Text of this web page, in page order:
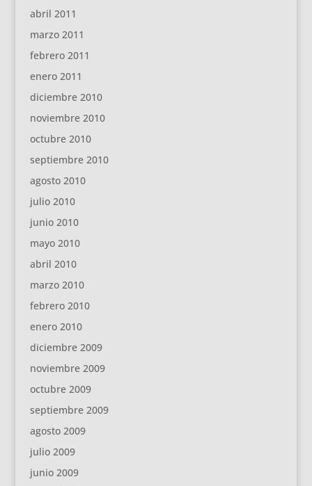
abril 2011
marzo 2011
febrero 2011
enero 2011
diciembre 2010
noviembre 2010
octubre 2010
septiembre 2010
agosto 2010
julio 2010
junio 2010
mayo 2010
abril 2010
marzo 2010
febrero 2010
enero 2010
diciembre 2009
noviembre 2009
octubre 2009
septiembre 2009
agosto 2009
julio 2009
junio 2009